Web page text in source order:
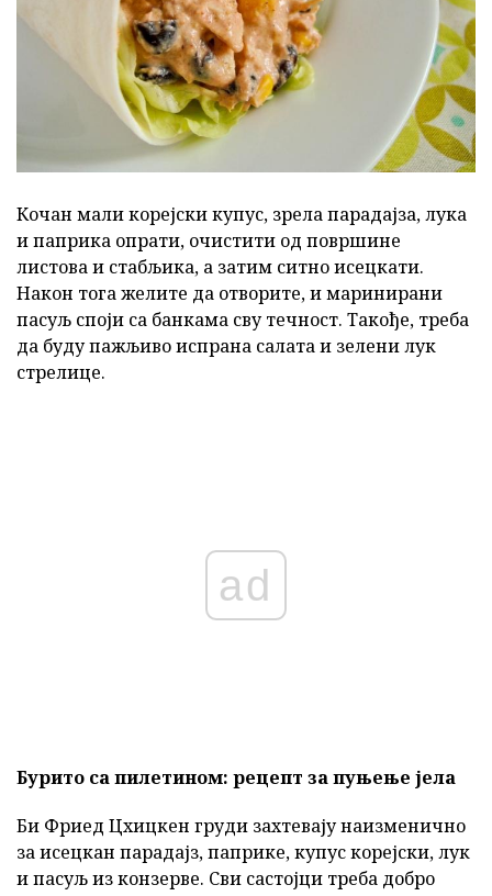
Кочан мали корејски купус, зрела парадајза, лука
и паприка опрати, очистити од површине
листова и стабљика, а затим ситно исецкати.
Након тога желите да отворите, и маринирани
пасуљ споји са банкама сву течност. Такође, треба
да буду пажљиво испрана салата и зелени лук
стрелице.
ad
Бурито са пилетином: рецепт за пуњење јела
Би Фриед Цхицкен груди захтевају наизменично
за исецкан парадајз, паприке, купус корејски, лук
и пасуљ из конзерве. Сви састојци треба добро